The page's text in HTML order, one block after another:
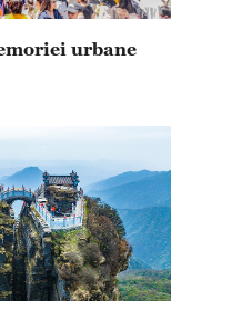
urbane